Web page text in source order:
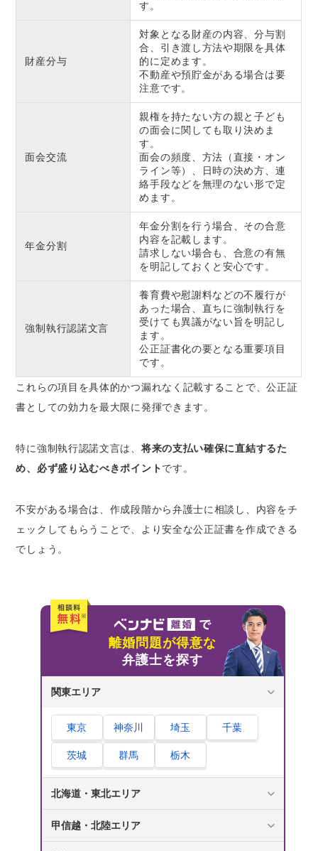
す。
財産分与
対象となる財産の内容、分与割
合、引き渡し方法や期限を具体
的に定めます。
不動産や預貯金がある場合は要
注意です。
面会交流
親権を持たない方の親と子ども
の面会に関しても取り決めま
す。
面会の頻度、方法（直接・オン
ライン等）、日時の決め方、連
絡手段などを無理のない形で定
めます。
年金分割
年金分割を行う場合、その合意
内容を記載します。
請求しない場合も、合意の有無
を明記しておくと安心です。
強制執行認諾文言
養育費や慰謝料などの不履行が
あった場合、直ちに強制執行を
受けても異議がない旨を明記し
ます。
公正証書化の要となる重要項目
です。
これらの項目を具体的かつ漏れなく記載することで、公正証
書としての効力を最大限に発揮できます。
特に強制執行認諾文言は、 将来の支払い確保に直結するた
め、必ず盛り込むべきポイントです。
不安がある場合は、作成段階から弁護士に相談し、内容をチ
ェックしてもらうことで、より安全な公正証書を作成できる
でしょう。
離婚問題が得意な
弁護士を探す
関東エリア
東京 神奈川 埼玉 千葉
茨城 群馬 栃木
北海道・東北エリア
甲信越・北陸エリア